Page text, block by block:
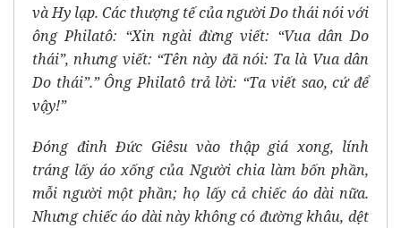
và Hy lạp. Các thượng tế của người Do thái nói với
ông Philatô: “Xin ngài đừng viết: “Vua dân Do
thái”, nhưng viết: “Tên này đã nói: Ta là Vua dân
Do thái”.” Ông Philatô trả lời: “Ta viết sao, cứ để
vậy!”
Đóng đinh Đức Giêsu vào thập giá xong, lính
tráng lấy áo xống của Người chia làm bốn phần,
mỗi người một phần; họ lấy cả chiếc áo dài nữa.
Nhưng chiếc áo dài này không có đường khâu, dệt